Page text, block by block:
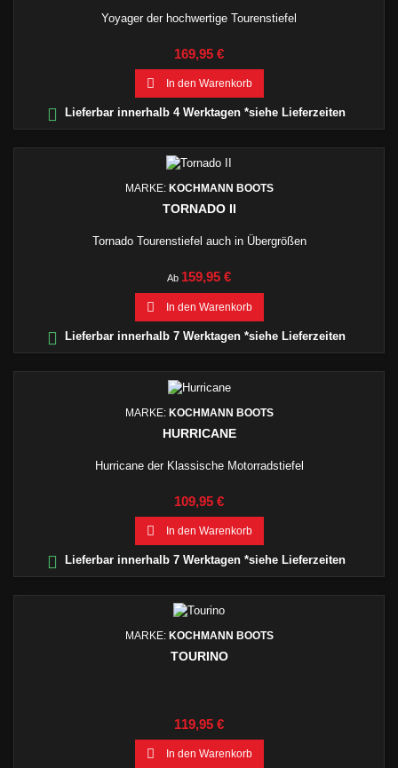
Yoyager der hochwertige Tourenstiefel
Preis
169,95 €
 In den Warenkorb
 Lieferbar innerhalb 4 Werktagen *siehe Lieferzeiten
MARKE: KOCHMANN BOOTS
TORNADO II
Tornado Tourenstiefel auch in Übergrößen
Ab Preis
159,95 €
 In den Warenkorb
 Lieferbar innerhalb 7 Werktagen *siehe Lieferzeiten
MARKE: KOCHMANN BOOTS
HURRICANE
Hurricane der Klassische Motorradstiefel
Preis
109,95 €
 In den Warenkorb
 Lieferbar innerhalb 7 Werktagen *siehe Lieferzeiten
MARKE: KOCHMANN BOOTS
TOURINO
Preis
119,95 €
 In den Warenkorb